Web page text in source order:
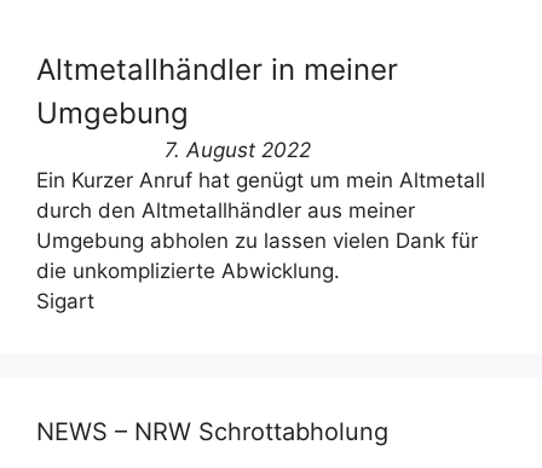
Altmetallhändler in meiner
Umgebung
7. August 2022
Ein Kurzer Anruf hat genügt um mein Altmetall
durch den Altmetallhändler aus meiner
Umgebung abholen zu lassen vielen Dank für
die unkomplizierte Abwicklung.
Sigart
NEWS – NRW Schrottabholung